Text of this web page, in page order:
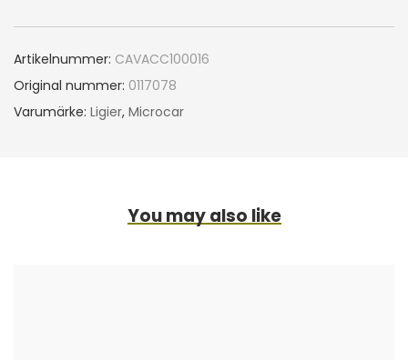
Artikelnummer: CAVACC100016
Original nummer: 0117078
Varumärke: Ligier, Microcar
You may also like